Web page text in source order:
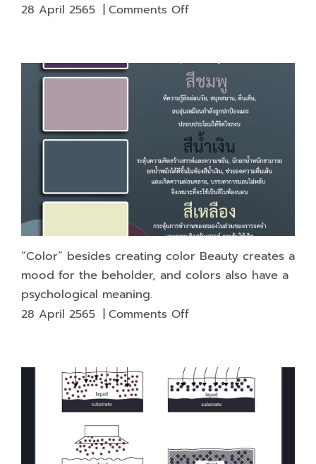
28 April 2565 | Comments Offon
technique
is
an
anti-
fake
technique
that
hides
various
marks.
“Color” besides creating color Beauty creates a
mood for the beholder, and colors also have a
psychological meaning.
28 April 2565 | Comments Offon
creating
color
Beauty
creates
mood